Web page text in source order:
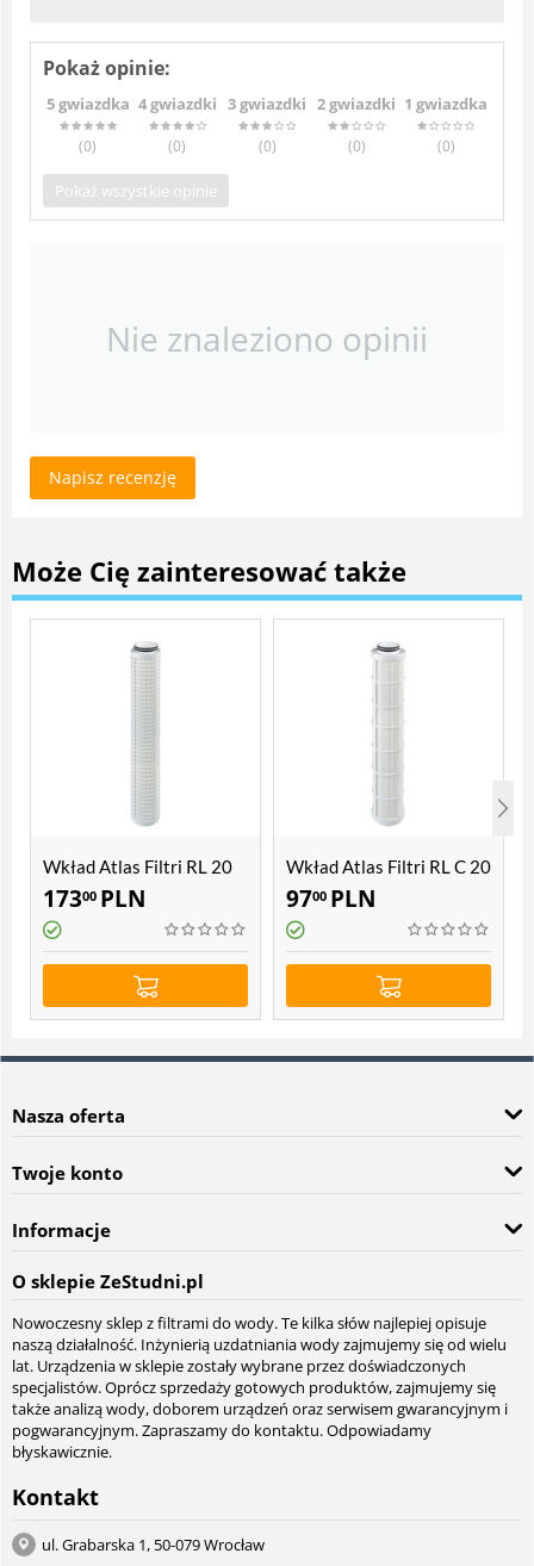
Pokaż opinie:
5 gwiazdka
(0)
4 gwiazdki
(0)
3 gwiazdki
(0)
2 gwiazdki
(0)
1 gwiazdka
(0)
Pokaż wszystkie opinie
Nie znaleziono opinii
Napisz recenzję
Może Cię zainteresować także
Wkład Atlas Filtri RL 20
CX
17300 PLN
Wkład Atlas Filtri RL C 20
CX
9700 PLN
Nasza oferta
Twoje konto
Informacje
O sklepie ZeStudni.pl
Nowoczesny sklep z filtrami do wody. Te kilka słów najlepiej opisuje
naszą działalność. Inżynierią uzdatniania wody zajmujemy się od wielu
lat. Urządzenia w sklepie zostały wybrane przez doświadczonych
specjalistów. Oprócz sprzedaży gotowych produktów, zajmujemy się
także analizą wody, doborem urządzeń oraz serwisem gwarancyjnym i
pogwarancyjnym. Zapraszamy do kontaktu. Odpowiadamy
błyskawicznie.
Kontakt
ul. Grabarska 1, 50-079 Wrocław